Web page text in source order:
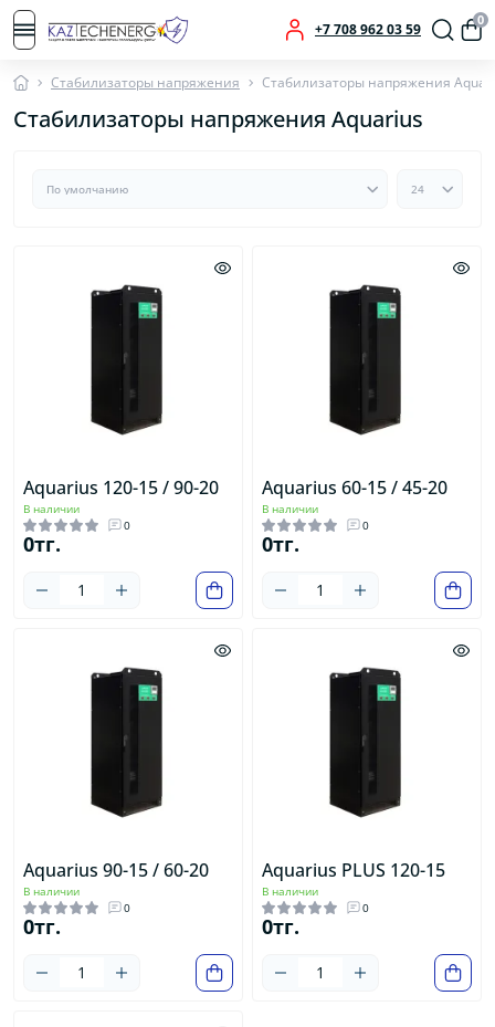
+7 708 962 03 59
0
Стабилизаторы напряжения Стабилизаторы напряжения
Стабилизаторы напряжения Aquarius
Aquarius 120-15 / 90-20
В наличии
0
0тг.
Aquarius 60-15 / 45-20
В наличии
0
0тг.
Aquarius 90-15 / 60-20
В наличии
0
0тг.
Aquarius PLUS 120-15
В наличии
0
0тг.